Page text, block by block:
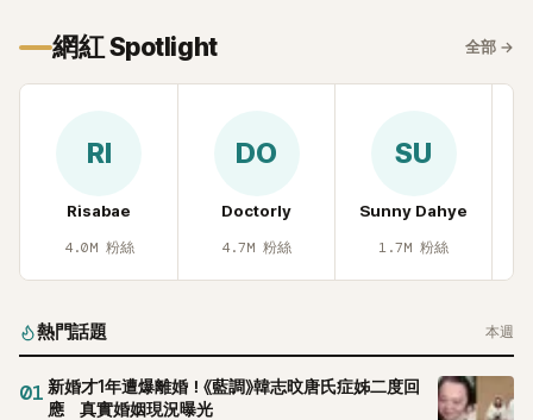
網紅 Spotlight 全部 →
RI
Risabae
4.0M 粉絲
DO
Doctorly
4.7M 粉絲
SU
Sunny Dahye
1.7M 粉絲
熱門話題 本週
01 新婚才1年遭爆離婚！《藍調》韓志旼唐氏症姊二度回
應 真實婚姻現況曝光